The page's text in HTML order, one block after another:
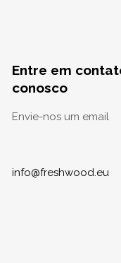
Entre em
conosco
Envie-nos um email
info@freshwood.eu